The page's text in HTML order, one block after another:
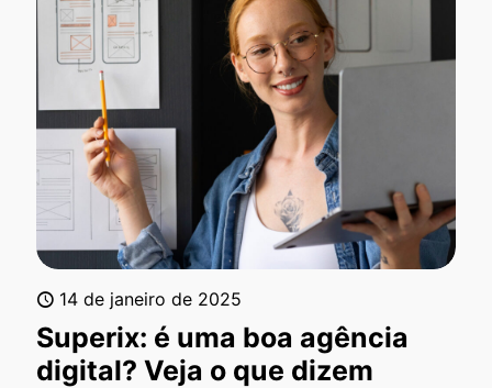
14 de janeiro de 2025
Superix: é uma boa agência
digital? Veja o que dizem